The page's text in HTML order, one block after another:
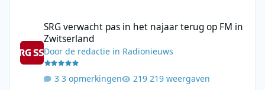
SRG verwacht pas in het najaar terug op FM in
Zwitserland
Doorde redactie in Radionieuws
3 opmerkingen 219 weergaven